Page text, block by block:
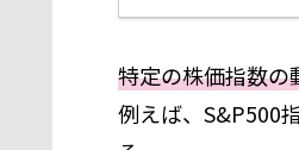
特定の株価指数の
例えば、S&P500